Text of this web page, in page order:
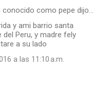
como pepe dijo…
y ami barrio santa
del Peru, y madre fely
a su lado
a las 11:10 a.m.